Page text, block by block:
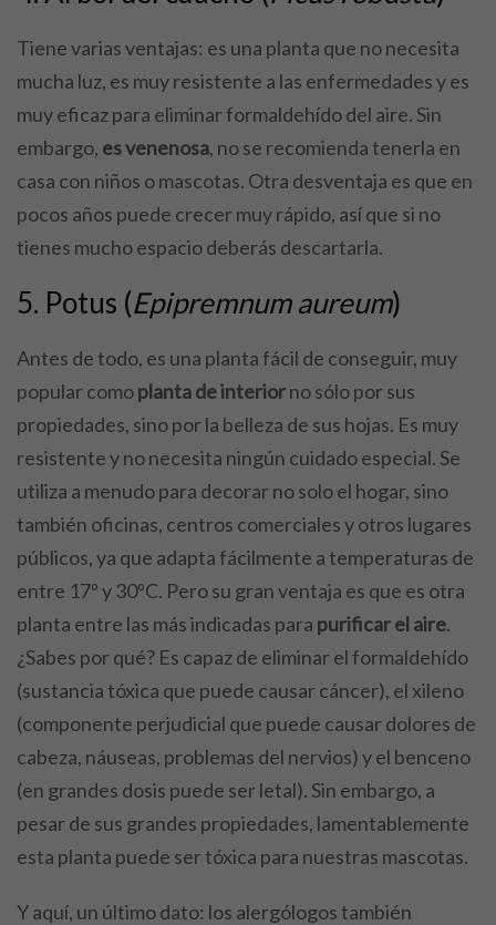
Tiene varias ventajas: es una planta que no necesita
mucha luz, es muy resistente a las enfermedades y es
muy eficaz para eliminar formaldehído del aire. Sin
embargo, es venenosa, no se recomienda tenerla en
casa con niños o mascotas. Otra desventaja es que en
pocos años puede crecer muy rápido, así que si no
tienes mucho espacio deberás descartarla.
5. Potus (Epipremnum aureum)
Antes de todo, es una planta fácil de conseguir, muy
popular comoplanta de interiorno sólo por sus
propiedades, sino por la belleza de sus hojas. Es muy
resistente y no necesita ningún cuidado especial. Se
utiliza a menudo para decorar no solo el hogar, sino
también oficinas, centros comerciales y otros lugares
públicos, ya que adapta fácilmente a temperaturas de
entre 17º y 30ºC. Pero su gran ventaja es que es otra
planta entre las más indicadas para purificar el aire.
¿Sabes por qué? Es capaz de eliminar el formaldehído
(sustancia tóxica que puede causar cáncer), el xileno
(componente perjudicial que puede causar dolores de
cabeza, náuseas, problemas del nervios) y el benceno
(en grandes dosis puede ser letal). Sin embargo, a
pesar de sus grandes propiedades, lamentablemente
esta planta puede ser tóxica para nuestras mascotas.
Y aquí, un último dato: los alergólogos también